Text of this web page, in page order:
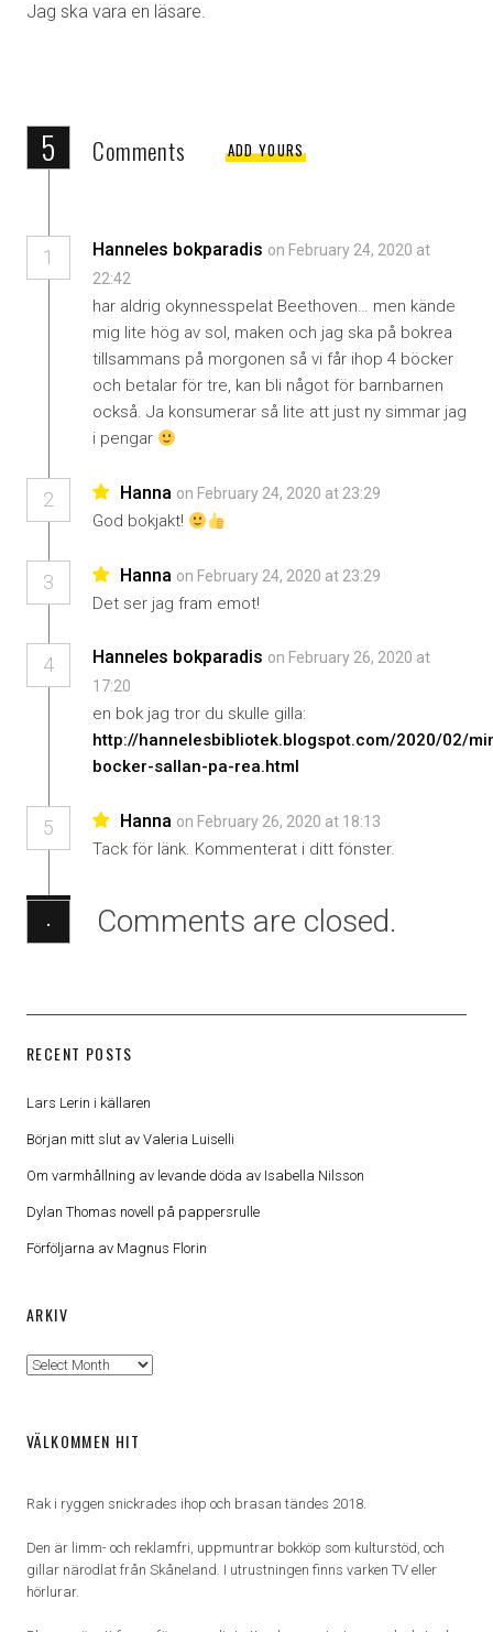
Jag ska vara en läsare.
5 Comments ADD YOURS
1 Hanneles bokparadis on February 24, 2020 at
22:42
har aldrig okynnesspelat Beethoven… men kände
mig lite hög av sol, maken och jag ska på bokrea
tillsammans på morgonen så vi får ihop 4 böcker
och betalar för tre, kan bli något för barnbarnen
också. Ja konsumerar så lite att just ny simmar jag
i pengar
2 Hanna on February 24, 2020 at 23:29
God bokjakt!
3 Hanna on February 24, 2020 at 23:29
Det ser jag fram emot!
4 Hanneles bokparadis on February 26, 2020 at
17:20
en bok jag tror du skulle gilla:
http://hannelesbibliotek.blogspot.com/2020/02/
bocker-sallan-pa-rea.html
5 Hanna on February 26, 2020 at 18:13
Tack för länk. Kommenterat i ditt fönster.
· Comments are closed.
RECENT POSTS
Lars Lerin i källaren
Början mitt slut av Valeria Luiselli
Om varmhållning av levande döda av Isabella Nilsson
Dylan Thomas novell på pappersrulle
Förföljarna av Magnus Florin
ARKIV
Arkiv
VÄLKOMMEN HIT
Rak i ryggen snickrades ihop och brasan tändes 2018.
Den är limm- och reklamfri, uppmuntrar bokköp som kulturstöd, och
gillar närodlat från Skåneland. I utrustningen finns varken TV eller
hörlurar.